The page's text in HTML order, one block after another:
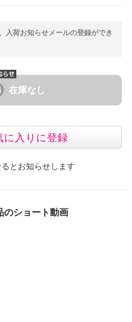
入荷お知らせメールの登録ができ
在庫なし
に入りに登録
とお知らせします
のショート動画